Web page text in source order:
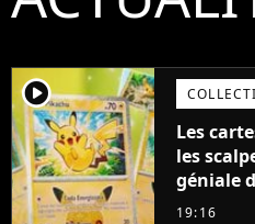
player2
Les
les
géniale
ruiner
19:16